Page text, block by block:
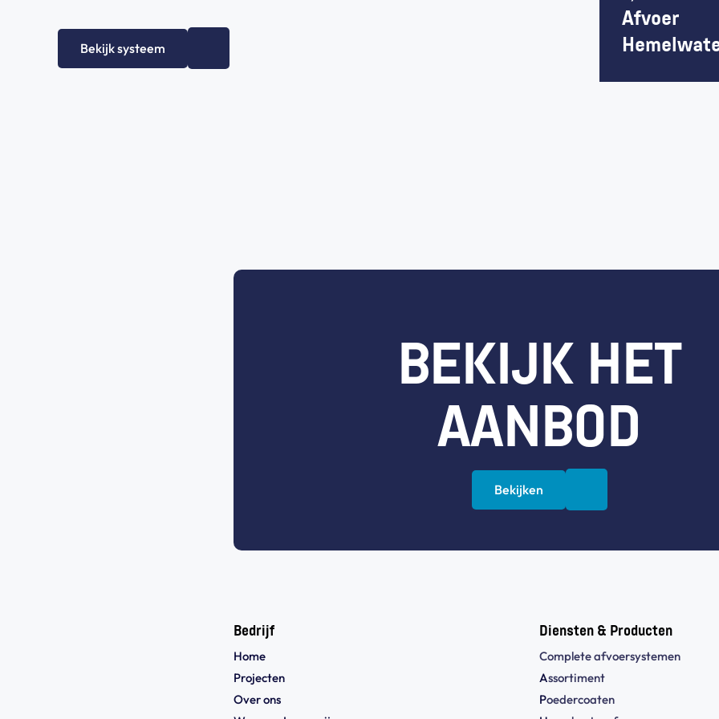
Bekijk systeem
Afvoer
BEKIJK HET
AANBOD
Bekijken
Bedrijf
Home
Projecten
Over ons
Diensten & Producten
Complete afvoersystemen
Assortiment
Poedercoaten